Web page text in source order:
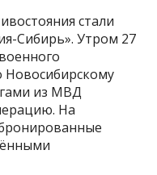
стали
Сибирь». Утром 27
Новосибирскому
из МВД
На